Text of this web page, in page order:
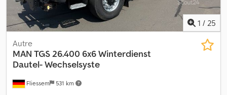
1 / 25
Fliessem 531 km
Autre
MAN TGS 26.400 6x6 Winterdienst
Dautel- Wechselsyste